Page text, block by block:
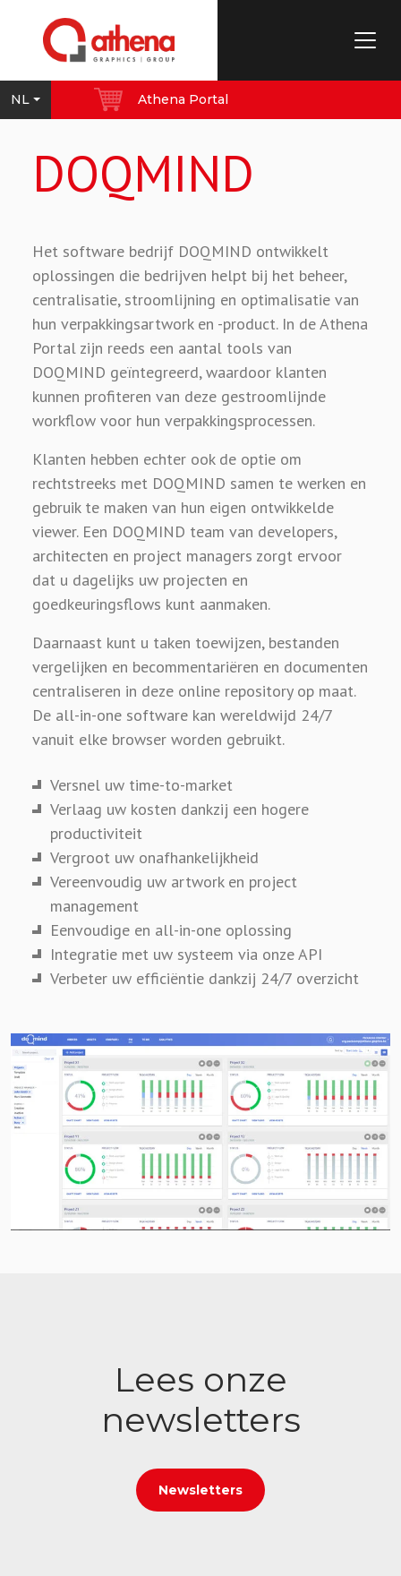
NL Athena Portal
DOQMIND
Het software bedrijf DOQMIND ontwikkelt
oplossingen die bedrijven helpt bij het beheer,
centralisatie, stroomlijning en optimalisatie van
hun verpakkingsartwork en -product. In de Athena
Portal zijn reeds een aantal tools van
DOQMIND geïntegreerd, waardoor klanten
kunnen profiteren van deze gestroomlijnde
workflow voor hun verpakkingsprocessen.
Klanten hebben echter ook de optie om
rechtstreeks met DOQMIND samen te werken en
gebruik te maken van hun eigen ontwikkelde
viewer. Een DOQMIND team van developers,
architecten en project managers zorgt ervoor
dat u dagelijks uw projecten en
goedkeuringsflows kunt aanmaken.
Daarnaast kunt u taken toewijzen, bestanden
vergelijken en becommentariëren en documenten
centraliseren in deze online repository op maat.
De all-in-one software kan wereldwijd 24/7
vanuit elke browser worden gebruikt.
Versnel uw time-to-market
Verlaag uw kosten dankzij een hogere
productiviteit
Vergroot uw onafhankelijkheid
Vereenvoudig uw artwork en project
management
Eenvoudige en all-in-one oplossing
Integratie met uw systeem via onze API
Verbeter uw efficiëntie dankzij 24/7 overzicht
Lees onze
newsletters
Newsletters